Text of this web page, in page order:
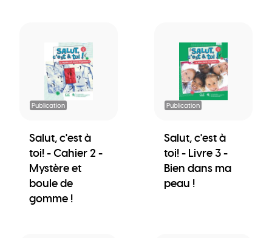
Publication
Salut, c'est à
toi! - Cahier 2 -
Mystère et
boule de
gomme !
Publication
Salut, c'est à
toi! - Livre 3 -
Bien dans ma
peau !